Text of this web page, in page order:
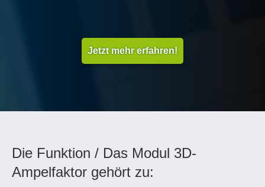
Jetzt mehr erfahren!
Die Funktion / Das Modul 3D-
Ampelfaktor gehört zu: